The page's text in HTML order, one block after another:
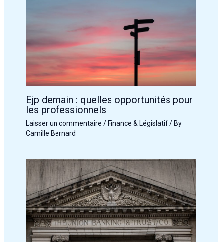
Ejp demain : quelles opportunités pour
les professionnels
Laisser un commentaire / Finance & Législatif/ By
Camille Bernard